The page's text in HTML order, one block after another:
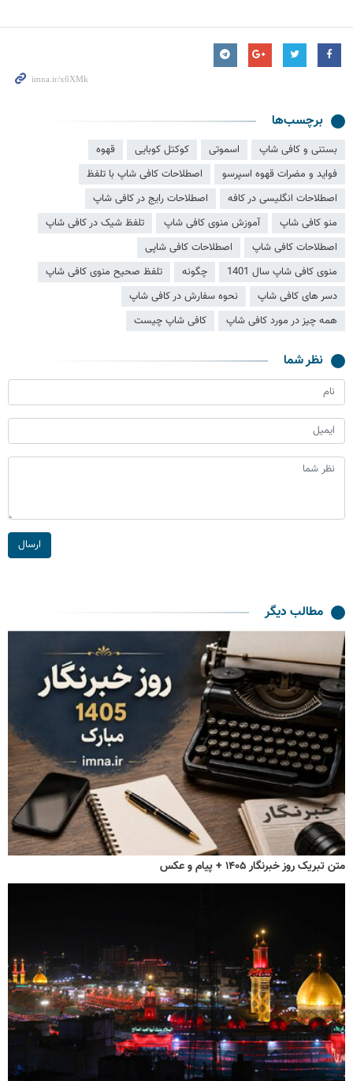
برچسب‌ها
بستنی و کافی شاپ اسموتی کوکتل کوبایی
قهوه
فواید و مضرات قهوه اسپرسو
اصطلاحات کافی شاپ با تلفظ
اصطلاحات انگلیسی در کافه
اصطلاحات رایج در کافی شاپ
منو کافی شاپ
آموزش منوی کافی شاپ
تلفظ شیک در کافی شاپ
اصطلاحات کافی شاپ
اصطلاحات کافی شاپی
منوی کافی شاپ سال 1401
چگونه
تلفظ صحیح منوی کافی شاپ
دسر های کافی شاپ
نحوه سفارش در کافی شاپ
همه چیز در مورد کافی شاپ
کافی شاپ چیست
نظر شما
ارسال
مطالب دیگر
متن تبریک روز خبرنگار ۱۴۰۵ + پیام و عکس